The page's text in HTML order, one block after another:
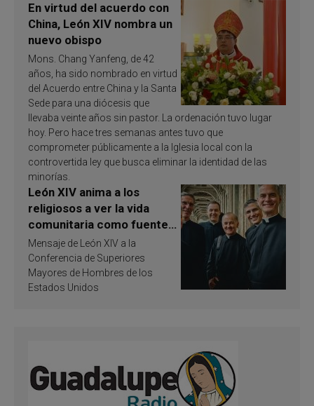
En virtud del acuerdo con
China, León XIV nombra un
nuevo obispo
Mons. Chang Yanfeng, de 42
años, ha sido nombrado en virtud
del Acuerdo entre China y la Santa
Sede para una diócesis que
llevaba veinte años sin pastor. La ordenación tuvo lugar
hoy. Pero hace tres semanas antes tuvo que
comprometer públicamente a la Iglesia local con la
controvertida ley que busca eliminar la identidad de las
minorías.
León XIV anima a los
religiosos a ver la vida
comunitaria como fuente
de inspiración y
santificación
Mensaje de León XIV a la
Conferencia de Superiores
Mayores de Hombres de los
Estados Unidos